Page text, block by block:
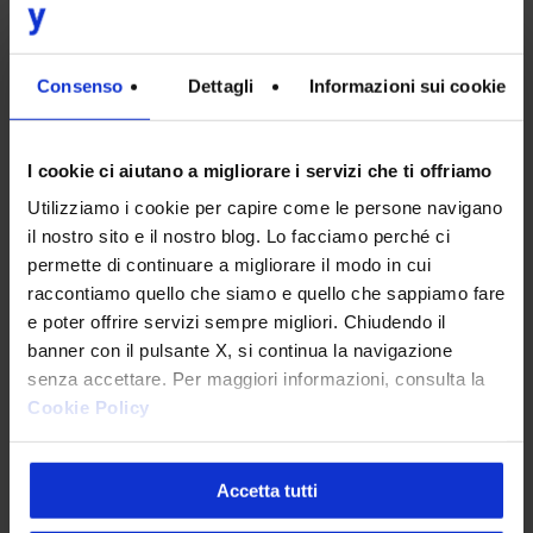
Consenso Dettagli Informazioni sui cookie
I cookie ci aiutano a migliorare i servizi che ti offriamo
Utilizziamo i cookie per capire come le persone navigano
il nostro sito e il nostro blog. Lo facciamo perché ci
permette di continuare a migliorare il modo in cui
raccontiamo quello che siamo e quello che sappiamo fare
e poter offrire servizi sempre migliori. Chiudendo il
banner con il pulsante X, si continua la navigazione
senza accettare. Per maggiori informazioni, consulta la
Cookie Policy
Accetta tutti
Cosa significa lavorare con un
provider certificato ISO 20000
Per loro stessa natura,i servizi IT sono
complessi da governare, e non tutti gli
operatori che si professano provider hanno
una struttura, le competenze, i processi
interni, il personale e gli strumenti per
gestirli al meglio e, soprattutto, in modo
scalabile, ovveroallineato ad esigenze che
cambiano nel tempo. Basta che uno di
correttamente perché l’azienda rischi dei